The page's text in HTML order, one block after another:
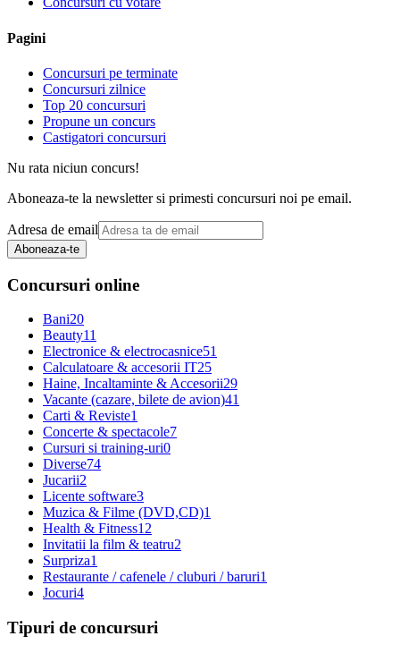
Pagini
Concursuri pe terminate
Concursuri zilnice
Top 20 concursuri
Propune un concurs
Castigatori concursuri
Nu rata niciun concurs!
Aboneaza-te la newsletter si primesti concursuri noi pe email.
Adresa de email
Aboneaza-te
Concursuri online
Bani20
Beauty11
Electronice & electrocasnice51
Calculatoare & accesorii IT25
Haine, Incaltaminte & Accesorii29
Vacante (cazare, bilete de avion)41
Carti & Reviste1
Concerte & spectacole7
Cursuri si training-uri0
Diverse74
Jucarii2
Licente software3
Muzica & Filme (DVD,CD)1
Health & Fitness12
Invitatii la film & teatru2
Surpriza1
Restaurante / cafenele / cluburi / baruri1
Jocuri4
Tipuri de concursuri